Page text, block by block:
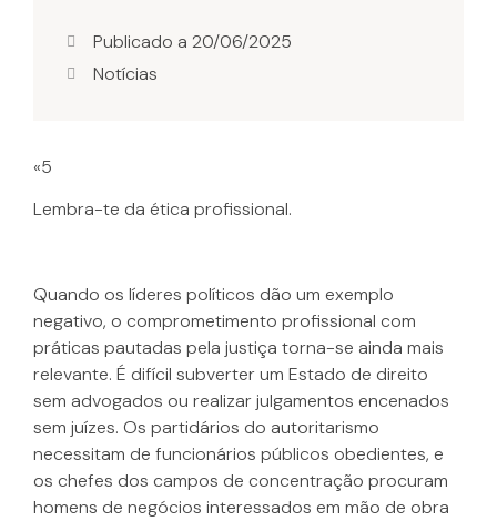
Publicado a 20/06/2025
Notícias
«5
Lembra-te da ética profissional.
Quando os líderes políticos dão um exemplo
negativo, o comprometimento profissional com
práticas pautadas pela justiça torna-se ainda mais
relevante. É difícil subverter um Estado de direito
sem advogados ou realizar julgamentos encenados
sem juízes. Os partidários do autoritarismo
necessitam de funcionários públicos obedientes, e
os chefes dos campos de concentração procuram
homens de negócios interessados em mão de obra